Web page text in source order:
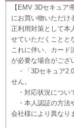
【EMV 3Dセキュア
にお買い物いただけ
正利用対策として本
せていただくことと
これに伴い、カー
が必要な場合がござ
・「3Dセキュア
せん。
・対応状況につい
・本人認証の方法
会社様により異なり